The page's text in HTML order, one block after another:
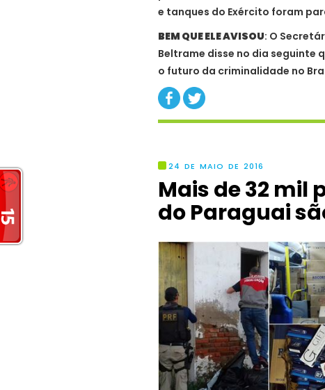
e tanques do Exército foram
BEM QUE ELE AVISOU: O
Beltrame disse no dia seguinte
o futuro da criminalidade no
24 DE MAIO DE 2016
Mais de 32 mil
do Paraguai